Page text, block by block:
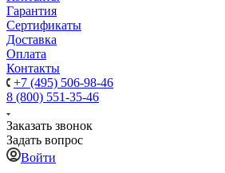
Гарантия
Сертификаты
Доставка
Оплата
Контакты
+7 (495) 506-98-46
8 (800) 551-35-46
Заказать звонок
Задать вопрос
Войти